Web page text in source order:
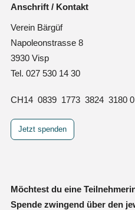
Anschrift / Kontakt
Verein Bärgüf
Napoleonstrasse 8
3930 Visp
Tel. 027 530 14 30
CH14 0839 1773 3824 3180 0
Jetzt spenden
Möchtest du eine
Spende zwingend über den